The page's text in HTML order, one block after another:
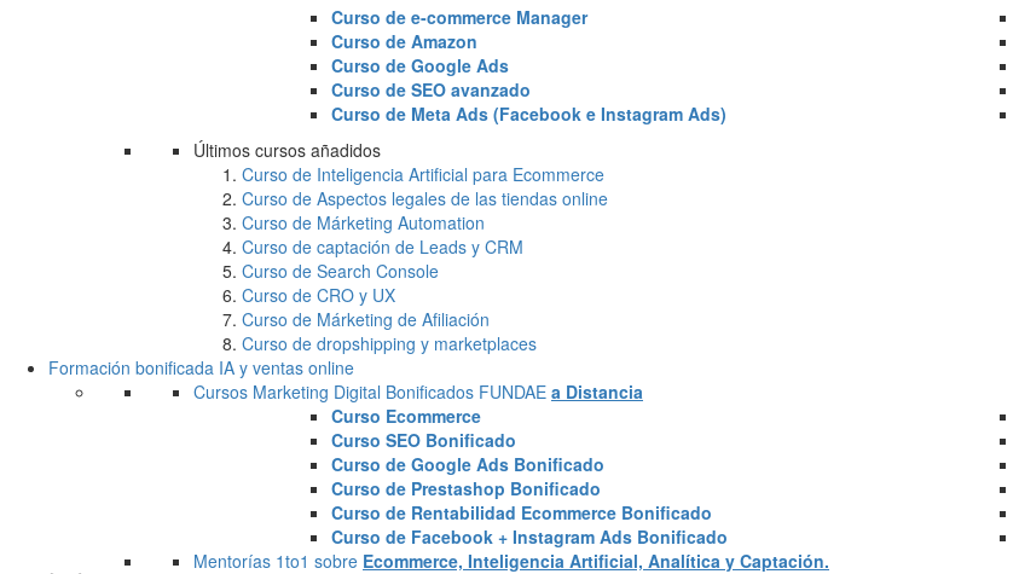
Curso de e-commerce Manager
Curso de Amazon
Curso de Google Ads
Curso de SEO avanzado
Curso de Meta Ads (Facebook e Instagram Ads)
Últimos cursos añadidos
Curso de Inteligencia Artificial para Ecommerce
Curso de Aspectos legales de las tiendas online
Curso de Márketing Automation
Curso de captación de Leads y CRM
Curso de Search Console
Curso de CRO y UX
Curso de Márketing de Afiliación
Curso de dropshipping y marketplaces
Formación bonificada IA y ventas online
Cursos Marketing Digital Bonificados FUNDAE a Distancia
Curso Ecommerce
Curso SEO Bonificado
Curso de Google Ads Bonificado
Curso de Prestashop Bonificado
Curso de Rentabilidad Ecommerce Bonificado
Curso de Facebook + Instagram Ads Bonificado
Mentorías 1to1 sobre Ecommerce, Inteligencia Artificial, Analítica y Captación.